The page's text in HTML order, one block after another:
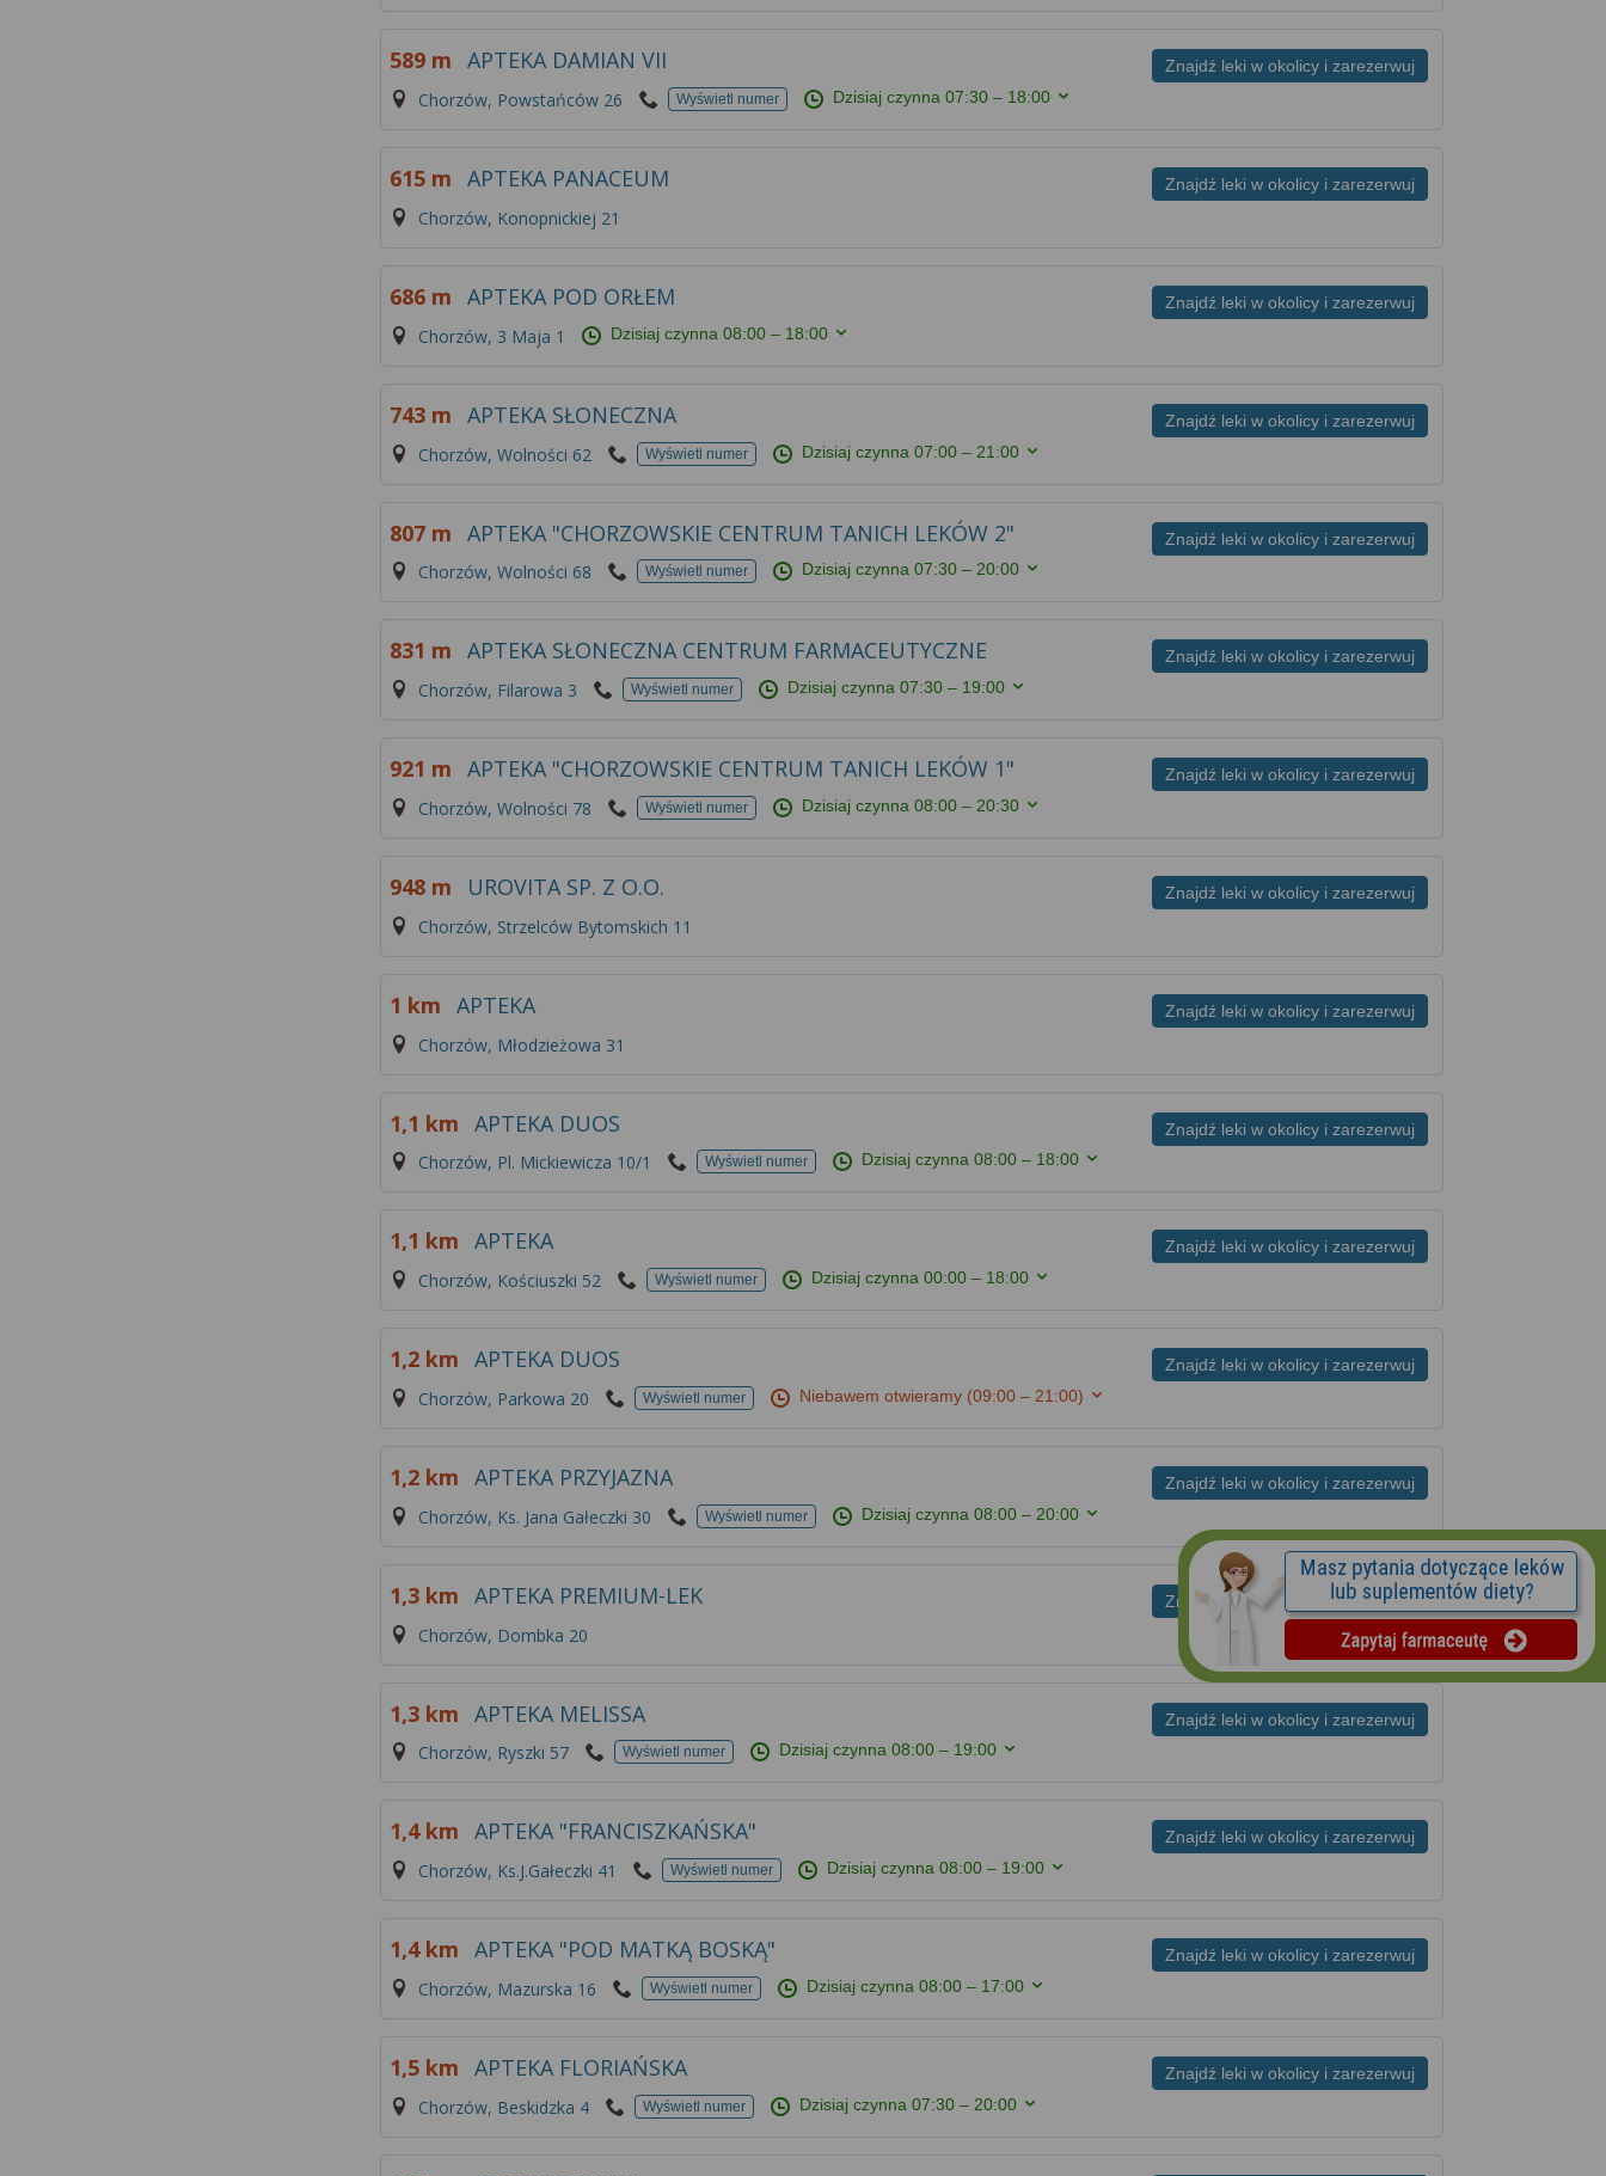
Znajdź leki w okolicy i zarezerwuj
589 m APTEKA DAMIAN VII
Chorzów, Powstańców 26 Wyświetl numer Dzisiaj czynna07:30 – 18:00
Znajdź leki w okolicy i zarezerwuj
615 m APTEKA PANACEUM
Chorzów, Konopnickiej 21
Znajdź leki w okolicy i zarezerwuj
686 m APTEKA POD ORŁEM
Chorzów, 3 Maja 1 Dzisiaj czynna08:00 – 18:00
Znajdź leki w okolicy i zarezerwuj
743 m APTEKA SŁONECZNA
Chorzów, Wolności 62 Wyświetl numer Dzisiaj czynna07:00 – 21:00
Znajdź leki w okolicy i zarezerwuj
807 m APTEKA "CHORZOWSKIE CENTRUM TANICH LEKÓW 2"
Chorzów, Wolności 68 Wyświetl numer Dzisiaj czynna07:30 – 20:00
Znajdź leki w okolicy i zarezerwuj
831 m APTEKA SŁONECZNA CENTRUM FARMACEUTYCZNE
Chorzów, Filarowa 3 Wyświetl numer Dzisiaj czynna07:30 – 19:00
Znajdź leki w okolicy i zarezerwuj
921 m APTEKA "CHORZOWSKIE CENTRUM TANICH LEKÓW 1"
Chorzów, Wolności 78 Wyświetl numer Dzisiaj czynna08:00 – 20:30
Znajdź leki w okolicy i zarezerwuj
948 m UROVITA SP. Z O.O.
Chorzów, Strzelców Bytomskich 11
Znajdź leki w okolicy i zarezerwuj
1 km APTEKA
Chorzów, Młodzieżowa 31
Znajdź leki w okolicy i zarezerwuj
1,1 km APTEKA DUOS
Chorzów, Pl. Mickiewicza 10/1 Wyświetl numer Dzisiaj czynna08:00 – 18:00
Znajdź leki w okolicy i zarezerwuj
1,1 km APTEKA
Chorzów, Kościuszki 52 Wyświetl numer Dzisiaj czynna00:00 – 18:00
Znajdź leki w okolicy i zarezerwuj
1,2 km APTEKA DUOS
Chorzów, Parkowa 20 Wyświetl numer Niebawem otwieramy (09:00 – 21:00)
Znajdź leki w okolicy i zarezerwuj
1,2 km APTEKA PRZYJAZNA
Chorzów, Ks. Jana Gałeczki 30 Wyświetl numer Dzisiaj czynna08:00 – 20:00
Znajdź leki w okolicy i zarezerwuj
1,3 km APTEKA PREMIUM-LEK
Chorzów, Dombka 20
Znajdź leki w okolicy i zarezerwuj
1,3 km APTEKA MELISSA
Chorzów, Ryszki 57 Wyświetl numer Dzisiaj czynna08:00 – 19:00
Znajdź leki w okolicy i zarezerwuj
1,4 km APTEKA "FRANCISZKAŃSKA"
Chorzów, Ks.J.Gałeczki 41 Wyświetl numer Dzisiaj czynna08:00 – 19:00
Znajdź leki w okolicy i zarezerwuj
1,4 km APTEKA "POD MATKĄ BOSKĄ"
Chorzów, Mazurska 16 Wyświetl numer Dzisiaj czynna08:00 – 17:00
Znajdź leki w okolicy i zarezerwuj
1,5 km APTEKA FLORIAŃSKA
Chorzów, Beskidzka 4 Wyświetl numer Dzisiaj czynna07:30 – 20:00